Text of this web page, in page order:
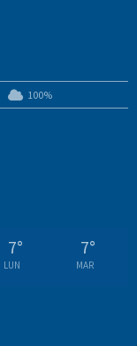
100%
7°
LUN
7°
MAR